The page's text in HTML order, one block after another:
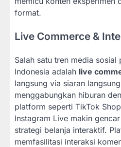
format.
Live Commerce &
Salah satu tren media sosial
Indonesia adalah live
langsung via siaran
menggabungkan hiburan
platform seperti TikTok
Instagram Live makin
strategi belanja interaktif.
memfasilitasi interaksi